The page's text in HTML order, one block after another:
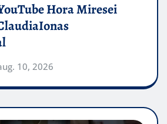
Hora Miresei
10, 2026